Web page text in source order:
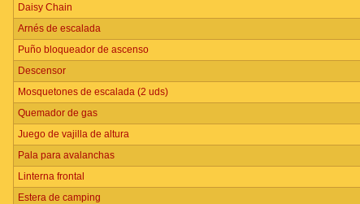
Daisy Chain
Arnés de escalada
Puño bloqueador de ascenso
Descensor
Mosquetones de escalada (2 uds)
Quemador de gas
Juego de vajilla de altura
Pala para avalanchas
Linterna frontal
Estera de camping